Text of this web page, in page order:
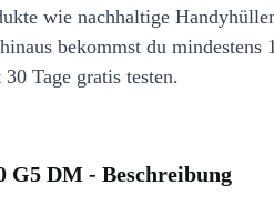
wie nachhaltige
bekommst du mindestens
Tage gratis testen.
G5 DM - Beschreibung